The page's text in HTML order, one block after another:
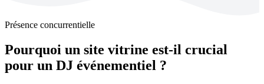
Présence concurrentielle
Pourquoi un site vitrine est-il crucial
pour un DJ événementiel ?